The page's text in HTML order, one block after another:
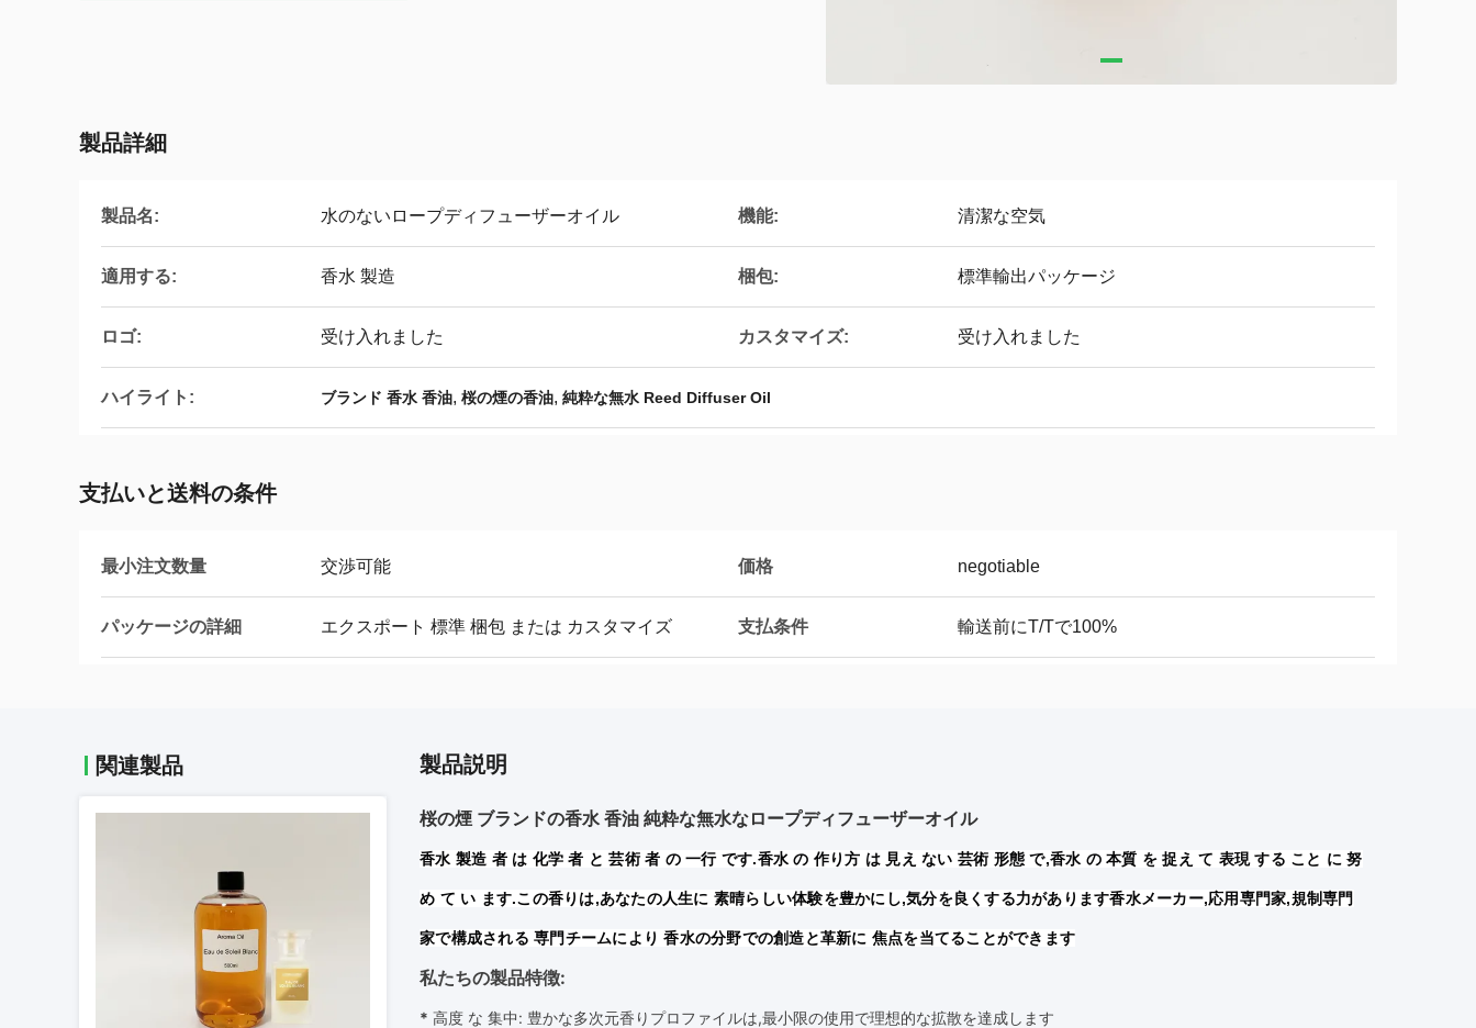
製品詳細
製品名: 水のないロープディフューザーオイル 機能: 清潔な空気
適用する: 香水 製造 梱包: 標準輸出パッケージ
ロゴ: 受け入れました カスタマイズ: 受け入れました
ハイライト: ブランド 香水 香油, 桜の煙の香油, 純粋な無水 Reed Diffuser Oil
支払いと送料の条件
最小注文数量 交渉可能 価格 negotiable
パッケージの詳細 エクスポート 標準 梱包 または カスタマイズ 支払条件 輸送前にT/Tで100%
関連製品 製品説明
桜の煙 ブランドの香水 香油 純粋な無水なロープディフューザーオイル
香水 製造 者 は 化学 者 と 芸術 者 の 一行 です.香水 の 作り方 は 見え ない 芸術 形態 で,香水 の 本質 を 捉え て 表現 する こと に 努
め て い ます.この香りは,あなたの人生に 素晴らしい体験を豊かにし,気分を良くする力があります香水メーカー,応用専門家,規制専門
家で構成される 専門チームにより 香水の分野での創造と革新に 焦点を当てることができます
私たちの製品特徴:
* 高度 な 集中: 豊かな多次元香りプロファイルは,最小限の使用で理想的な拡散を達成します